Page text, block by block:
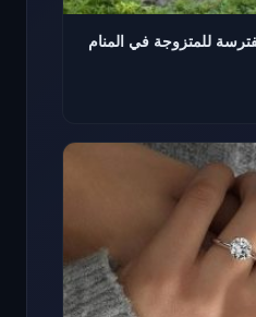
للمتزوجة في المنام